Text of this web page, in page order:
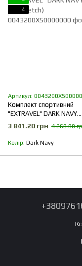
4
Артикул:
Комплект спортивний
"EXTRAVEL" DARK NAVY
(2VStretch)
3 841.20 грн 4 268.00
Колір Dark Navy